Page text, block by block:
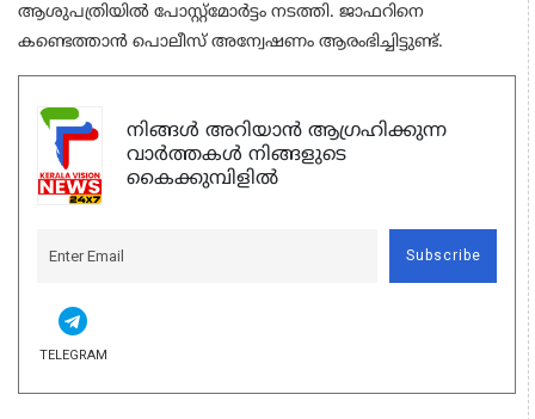
ആശുപത്രിയില്‍ പോസ്റ്റ്‌മോര്‍ട്ടം നടത്തി. ജാഫറിനെ
കണ്ടെത്താന്‍ പൊലീസ് അന്വേഷണം ആരംഭിച്ചിട്ടുണ്ട്.
നിങ്ങൾ അറിയാൻ ആഗ്രഹിക്കുന്ന
വാർത്തകൾ നിങ്ങളുടെ
കൈക്കുമ്പിളിൽ
Subscribe
TELEGRAM